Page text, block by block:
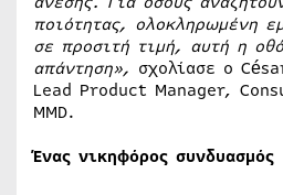
ποιότητας, ολοκληρωμένη
σε προσιτή τιμή, αυτή η
απάντηση», σχολίασε ο
Lead Product Manager,
MMD.
Ένας νικηφόρος συνδυασμός